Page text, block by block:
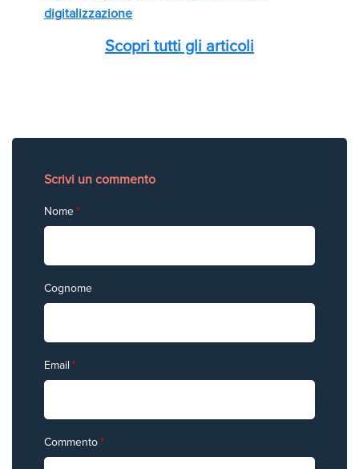
digitalizzazione
Scopri tutti gli articoli
Scrivi un commento
Nome*
Cognome
Email *
Commento*